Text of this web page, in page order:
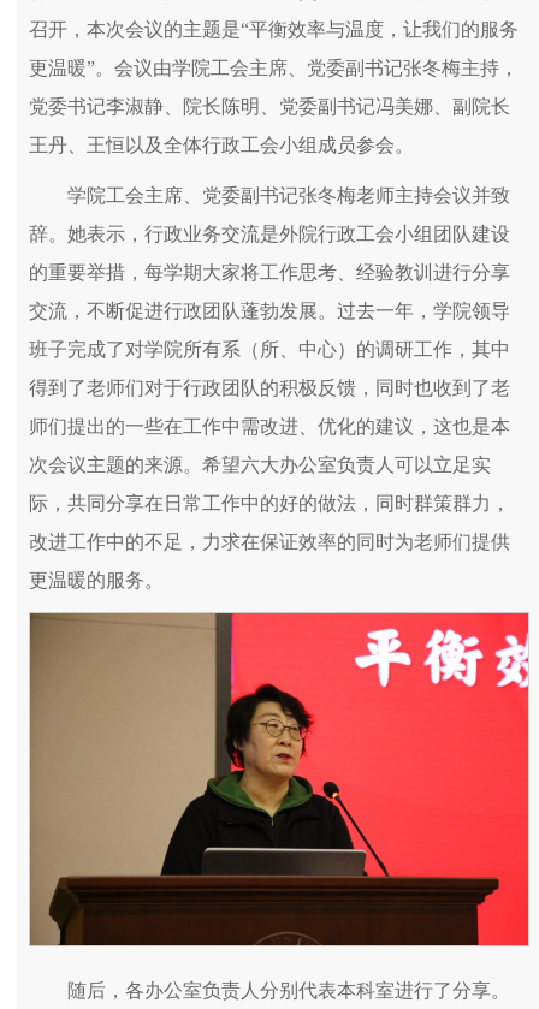
召开，本次会议的主题是“平衡效率与温度，让我们的服务
更温暖”。会议由学院工会主席、党委副书记张冬梅主持，
党委书记李淑静、院长陈明、党委副书记冯美娜、副院长
王丹、王恒以及全体行政工会小组成员参会。
学院工会主席、党委副书记张冬梅老师主持会议并致
辞。她表示，行政业务交流是外院行政工会小组团队建设
的重要举措，每学期大家将工作思考、经验教训进行分享
交流，不断促进行政团队蓬勃发展。过去一年，学院领导
班子完成了对学院所有系（所、中心）的调研工作，其中
得到了老师们对于行政团队的积极反馈，同时也收到了老
师们提出的一些在工作中需改进、优化的建议，这也是本
次会议主题的来源。希望六大办公室负责人可以立足实
际，共同分享在日常工作中的好的做法，同时群策群力，
改进工作中的不足，力求在保证效率的同时为老师们提供
更温暖的服务。
随后，各办公室负责人分别代表本科室进行了分享。